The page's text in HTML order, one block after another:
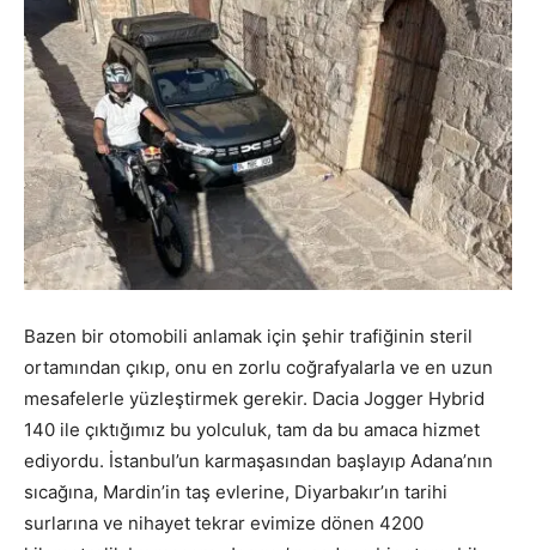
Bazen bir otomobili anlamak için şehir trafiğinin steril
ortamından çıkıp, onu en zorlu coğrafyalarla ve en uzun
mesafelerle yüzleştirmek gerekir. Dacia Jogger Hybrid
140 ile çıktığımız bu yolculuk, tam da bu amaca hizmet
ediyordu. İstanbul’un karmaşasından başlayıp Adana’nın
sıcağına, Mardin’in taş evlerine, Diyarbakır’ın tarihi
surlarına ve nihayet tekrar evimize dönen 4200